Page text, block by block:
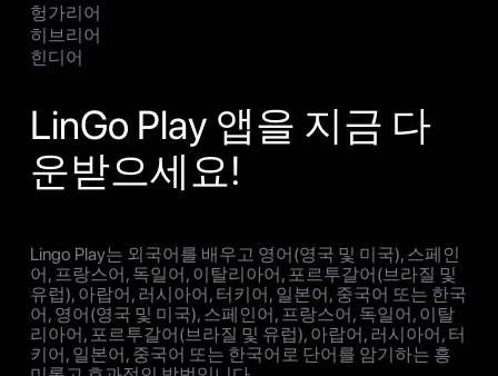
헝가리어
히브리어
힌디어
LinGo Play 앱을 지금 다
운받으세요!
Lingo Play는 외국어를 배우고 영어(영국 및 미국), 스페인
어, 프랑스어, 독일어, 이탈리아어, 포르투갈어(브라질 및
유럽), 아랍어, 러시아어, 터키어, 일본어, 중국어 또는 한국
어, 영어(영국 및 미국), 스페인어, 프랑스어, 독일어, 이탈
리아어, 포르투갈어(브라질 및 유럽), 아랍어, 러시아어, 터
키어, 일본어, 중국어 또는 한국어로 단어를 암기하는 흥